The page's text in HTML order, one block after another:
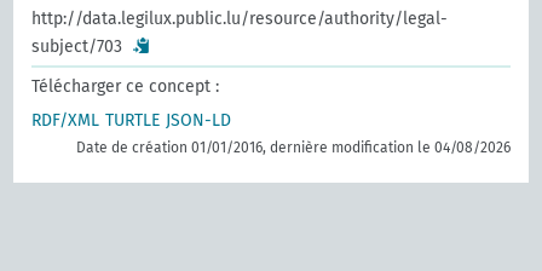
http://data.legilux.public.lu/resource/authority/legal-
subject/703
Télécharger ce concept :
RDF/XML TURTLE JSON-LD
Date de création 01/01/2016, dernière modification le 04/08/2026